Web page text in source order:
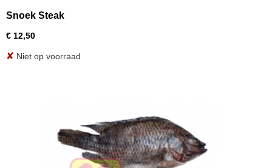
Snoek Steak
€ 12,50
✘ Niet op voorraad